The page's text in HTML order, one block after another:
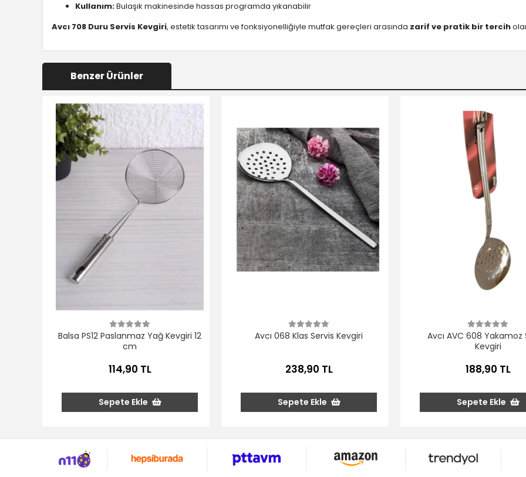
Kullanım:Bulaşık makinesinde hassas programda yıkanabilir
Avcı 708 Duru Servis Kevgiri, estetik tasarımı ve fonksiyonelliğiyle mutfak gereçleri arasında zarif ve pratik bir tercih
Benzer Ürünler
Balsa PS12 Paslanmaz Yağ Kevgiri 12
cm
114,90 TL
Sepete Ekle
Avcı 068 Klas Servis Kevgiri
238,90 TL
Sepete Ekle
Avcı AVC 608 Yakamoz
Kevgiri
188,90 TL
Sepete Ekle